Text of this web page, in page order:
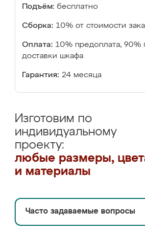
Подъём: бесплатно
Сборка: 10% от стоимости
Оплата: 10% предоплата, 90%
доставки шкафа
Гарантия: 24 месяца
Изготовим по
индивидуальному
проекту:
любые размеры,
и материалы
Часто задаваемые вопросы